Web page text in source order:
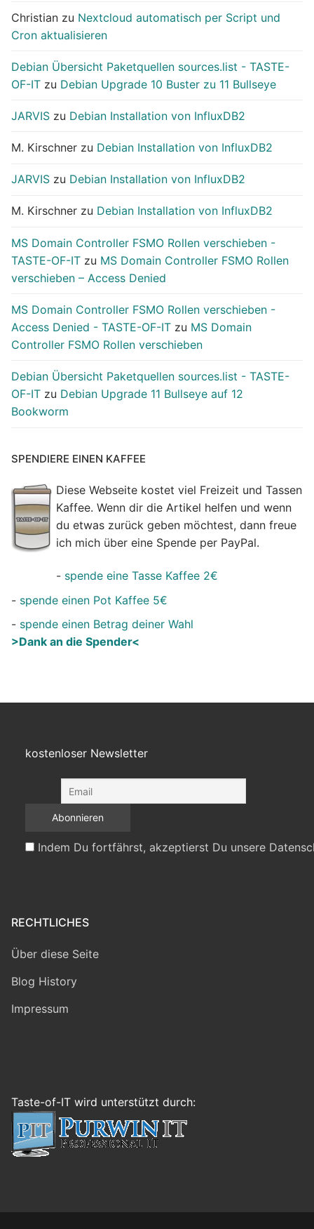
Christian zu Nextcloud automatisch per Script und
Cron aktualisieren
Debian Übersicht Paketquellen sources.list - TASTE-
OF-IT zu Debian Upgrade 10 Buster zu 11 Bullseye
JARVIS zu Debian Installation von InfluxDB2
M. Kirschner zu Debian Installation von InfluxDB2
JARVIS zu Debian Installation von InfluxDB2
M. Kirschner zu Debian Installation von InfluxDB2
MS Domain Controller FSMO Rollen verschieben -
TASTE-OF-IT zu MS Domain Controller FSMO Rollen
verschieben – Access Denied
MS Domain Controller FSMO Rollen verschieben -
Access Denied - TASTE-OF-IT zu MS Domain
Controller FSMO Rollen verschieben
Debian Übersicht Paketquellen sources.list - TASTE-
OF-IT zu Debian Upgrade 11 Bullseye auf 12
Bookworm
SPENDIERE EINEN KAFFEE
Diese Webseite kostet viel Freizeit und Tassen
Kaffee. Wenn dir die Artikel helfen und wenn
du etwas zurück geben möchtest, dann freue
ich mich über eine Spende per PayPal.
- spende eine Tasse Kaffee 2€
- spende einen Pot Kaffee 5€
- spende einen Betrag deiner Wahl
>Dank an die Spender<
kostenloser Newsletter
Indem Du fortfährst, akzeptierst Du unsere
RECHTLICHES
Über diese Seite
Blog History
Impressum
Taste-of-IT wird unterstützt durch: